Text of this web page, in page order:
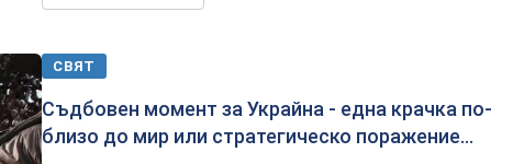
СВЯТ
Съдбовен момент за Украйна - една крачка по-
близо до мир или стратегическо поражение...